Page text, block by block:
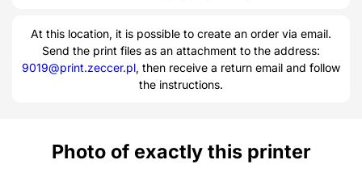
At this location, it is possible to create an order via email.
Send the print files as an attachment to the address:
9019@print.zeccer.pl, then receive a return email and follow
the instructions.
Photo of exactly this printer